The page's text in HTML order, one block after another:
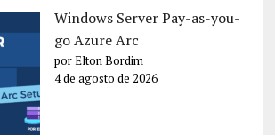
Windows Server Pay-as-you-
go Azure Arc
por Elton Bordim
4 de agosto de 2026